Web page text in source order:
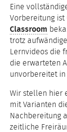
Eine
Vorbereitung
Classroom
trotz
Lernvideos die
die erwarteten
unvorbereitet
Wir stellen hier
mit Varianten
Nachbereitung
zeitliche